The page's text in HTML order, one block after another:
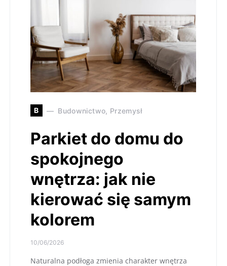
B Budownictwo, Przemysł
Parkiet do domu do
spokojnego
wnętrza: jak nie
kierować się samym
kolorem
10/06/2026
Naturalna podłoga zmienia charakter wnętrza